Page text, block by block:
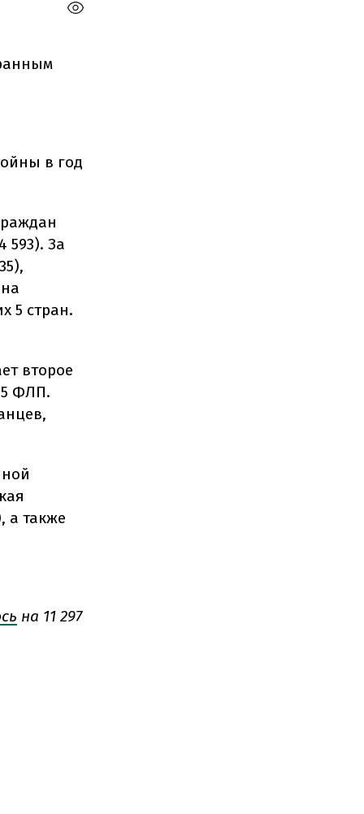
в год
За
5 стран.
второе
ФЛП.
а также
на 11 297